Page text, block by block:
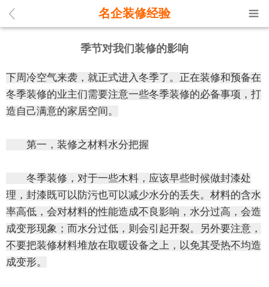
名企装修经验
季节对我们装修的影响
下周冷空气来袭，就正式进入冬季了。正在装修和预备在
冬季装修的业主们需要注意一些冬季装修的必备事项，打
造自己满意的家居空间。
第一，装修之材料水分把握
冬季装修，对于一些木料，应该早些时候做封漆处
理，封漆既可以防污也可以减少水分的丢失。材料的含水
率高低，会对材料的性能造成不良影响，水分过高，会造
成变形现象；而水分过低，则会引起开裂。另外要注意，
不要把装修材料堆放在取暖设备之上，以免其受热不均造
成变形。